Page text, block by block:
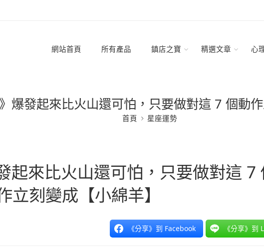
網站首頁 所有產品 鎮店之寶 精選文章 心
爆發起來比火山還可怕，只要做對這 7 個動作
首頁 星座運勢
起來比火山還可怕，只要做對這 7
立刻變成【小綿羊】
《分享》到 Facebook 《分享》到